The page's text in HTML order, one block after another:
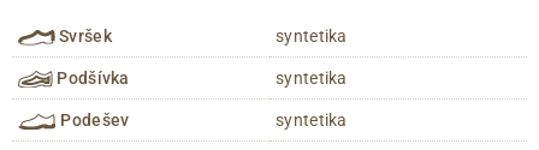
Svršek syntetika
Podšívka syntetika
Podešev syntetika